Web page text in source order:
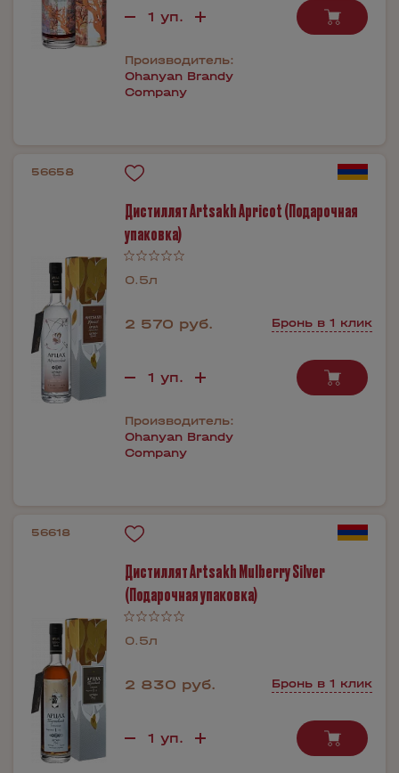
Производитель:
Ohanyan Brandy
Company
56658
Дистиллят Artsakh Apricot (Подарочная
упаковка)
0.5л
2 570 руб. Бронь в 1 клик
Производитель:
Ohanyan Brandy
Company
56618
Дистиллят Artsakh Mulberry Silver
(Подарочная упаковка)
0.5л
2 830 руб. Бронь в 1 клик